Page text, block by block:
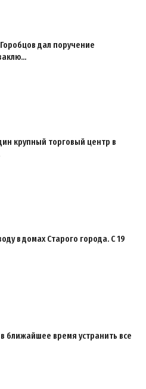
дал поручение
крупный торговый центр в
в домах Старого города. С 19
ближайшее время устранить все